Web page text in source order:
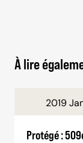
À lire
2019
Protégé :